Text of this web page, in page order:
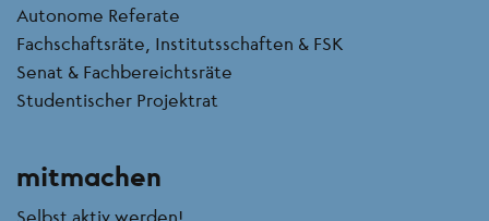
Autonome Referate
Fachschaftsräte, Institutsschaften & FSK
Senat & Fachbereichtsräte
Studentischer Projektrat
mitmachen